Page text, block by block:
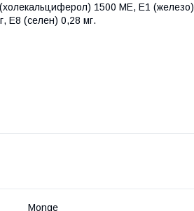
1500 МЕ, Е1
Е8 (селен) 0,28 мг.
Monge